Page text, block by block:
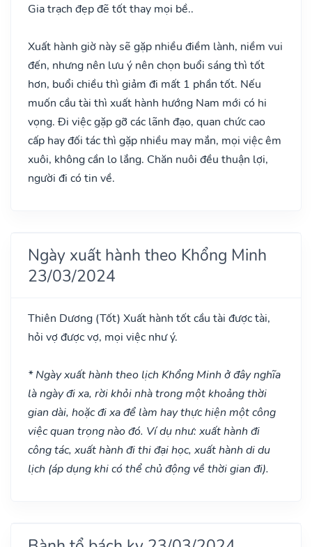
Gia trạch đẹp đẽ tốt thay mọi bề..
Xuất hành giờ này sẽ gặp nhiều điềm lành, niềm vui
đến, nhưng nên lưu ý nên chọn buổi sáng thì tốt
hơn, buổi chiều thì giảm đi mất 1 phần tốt. Nếu
muốn cầu tài thì xuất hành hướng Nam mới có hi
vọng. Đi việc gặp gỡ các lãnh đạo, quan chức cao
cấp hay đối tác thì gặp nhiều may mắn, mọi việc êm
xuôi, không cần lo lắng. Chăn nuôi đều thuận lợi,
người đi có tin về.
Ngày xuất hành theo Khổng Minh
23/03/2024
Thiên Dương (Tốt) Xuất hành tốt cầu tài được tài,
hỏi vợ được vợ, mọi việc như ý.
* Ngày xuất hành theo lịch Khổng Minh ở đây nghĩa
là ngày đi xa, rời khỏi nhà trong một khoảng thời
gian dài, hoặc đi xa để làm hay thực hiện một công
việc quan trọng nào đó. Ví dụ như: xuất hành đi
công tác, xuất hành đi thi đại học, xuất hành di du
lịch (áp dụng khi có thể chủ động về thời gian đi).